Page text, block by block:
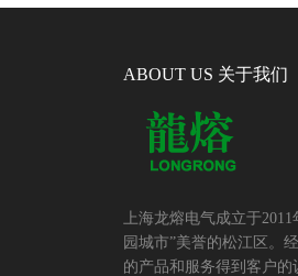
ABOUT US 关于我们
上海龙熔电气成立于
园城市”美誉的松江区。
的产品和服务得到客户